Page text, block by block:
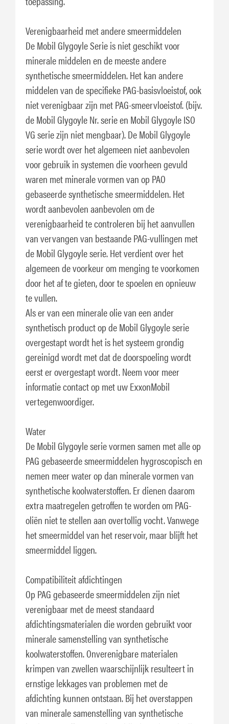
Verenigbaarheid met andere smeermiddelen
De Mobil Glygoyle Serie is niet geschikt voor
minerale middelen en de meeste andere
synthetische smeermiddelen. Het kan andere
middelen van de specifieke PAG-basisvloeistof, ook
niet verenigbaar zijn met PAG-smeervloeistof. (bijv.
de Mobil Glygoyle Nr. serie en Mobil Glygoyle ISO
VG serie zijn niet mengbaar). De Mobil Glygoyle
serie wordt over het algemeen niet aanbevolen
voor gebruik in systemen die voorheen gevuld
waren met minerale vormen van op PAO
gebaseerde synthetische smeermiddelen. Het
wordt aanbevolen aanbevolen om de
verenigbaarheid te controleren bij het aanvullen
van vervangen van bestaande PAG-vullingen met
de Mobil Glygoyle serie. Het verdient over het
algemeen de voorkeur om menging te voorkomen
door het af te gieten, door te spoelen en opnieuw
te vullen.
Als er van een minerale olie van een ander
synthetisch product op de Mobil Glygoyle serie
overgestapt wordt het is het systeem grondig
gereinigd wordt met dat de doorspoeling wordt
eerst er overgestapt wordt. Neem voor meer
informatie contact op met uw ExxonMobil
vertegenwoordiger.
Water
De Mobil Glygoyle serie vormen samen met alle op
PAG gebaseerde smeermiddelen hygroscopisch en
nemen meer water op dan minerale vormen van
synthetische koolwaterstoffen. Er dienen daarom
extra maatregelen getroffen te worden om PAG-
oliën niet te stellen aan overtollig vocht. Vanwege
het smeermiddel van het reservoir, maar blijft het
smeermiddel liggen.
Compatibiliteit afdichtingen
Op PAG gebaseerde smeermiddelen zijn niet
verenigbaar met de meest standaard
afdichtingsmaterialen die worden gebruikt voor
minerale samenstelling van synthetische
koolwaterstoffen. Onverenigbare materialen
krimpen van zwellen waarschijnlijk resulteert in
ernstige lekkages van problemen met de
afdichting kunnen ontstaan. Bij het overstappen
van minerale samenstelling van synthetische